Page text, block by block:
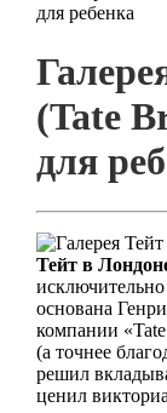
(Tate
для
Тейт в
основана
компании
(а точнее
решил
ценил